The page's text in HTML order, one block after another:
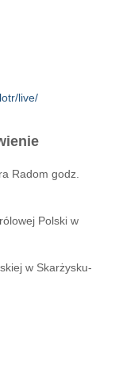
live/
Radom godz.
Polski w
w Skarżysku-